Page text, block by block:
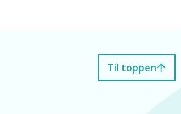
Til toppen